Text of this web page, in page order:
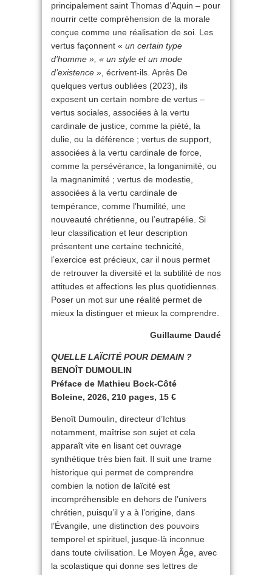
principalement saint Thomas d’Aquin – pour
nourrir cette compréhension de la morale
conçue comme une réalisation de soi. Les
vertus façonnent « un certain type
d’homme », « un style et un mode
d’existence », écrivent-ils. Après De
quelques vertus oubliées (2023), ils
exposent un certain nombre de vertus –
vertus sociales, associées à la vertu
cardinale de justice, comme la piété, la
dulie, ou la déférence ; vertus de support,
associées à la vertu cardinale de force,
comme la persévérance, la longanimité, ou
la magnanimité ; vertus de modestie,
associées à la vertu cardinale de
tempérance, comme l’humilité, une
nouveauté chrétienne, ou l’eutrapélie. Si
leur classification et leur description
présentent une certaine technicité,
l’exercice est précieux, car il nous permet
de retrouver la diversité et la subtilité de nos
attitudes et affections les plus quotidiennes.
Poser un mot sur une réalité permet de
mieux la distinguer et mieux la comprendre.
Guillaume Daudé
QUELLE LAÏCITÉ POUR DEMAIN ?
BENOÎT DUMOULIN
Préface de Mathieu Bock-Côté
Boleine, 2026, 210 pages, 15 €
Benoît Dumoulin, directeur d’Ichtus
notamment, maîtrise son sujet et cela
apparaît vite en lisant cet ouvrage
synthétique très bien fait. Il suit une trame
historique qui permet de comprendre
combien la notion de laïcité est
incompréhensible en dehors de l’univers
chrétien, puisqu’il y a à l’origine, dans
l’Évangile, une distinction des pouvoirs
temporel et spirituel, jusque-là inconnue
dans toute civilisation. Le Moyen Âge, avec
la scolastique qui donne ses lettres de